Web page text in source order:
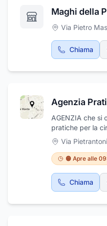
Maghi della
Via Pietro
Chiama
AGENZIA che si
pratiche per la
trasporto e per il
TELEMATICO
Via
🟠 Apre alle
Chiama